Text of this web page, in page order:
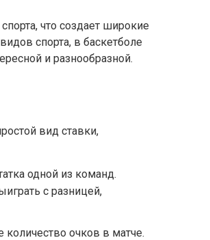
что создает широкие
спорта, в баскетболе
и разнообразной.
вид ставки,
одной из команд.
с разницей,
очков в матче.